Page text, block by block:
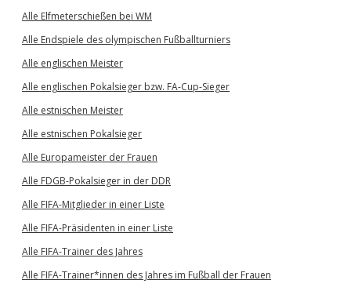
Alle Elfmeterschießen bei WM
Alle Endspiele des olympischen Fußballturniers
Alle englischen Meister
Alle englischen Pokalsieger bzw. FA-Cup-Sieger
Alle estnischen Meister
Alle estnischen Pokalsieger
Alle Europameister der Frauen
Alle FDGB-Pokalsieger in der DDR
Alle FIFA-Mitglieder in einer Liste
Alle FIFA-Präsidenten in einer Liste
Alle FIFA-Trainer des Jahres
Alle FIFA-Trainer*innen des Jahres im Fußball der Frauen